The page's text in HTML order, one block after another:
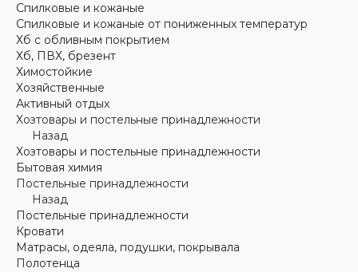
Спилковые и кожаные
Спилковые и кожаные от пониженных температур
Хб с обливным покрытием
Хб, ПВХ, брезент
Химостойкие
Хозяйственные
Активный отдых
Хозтовары и постельные принадлежности
Назад
Хозтовары и постельные принадлежности
Бытовая химия
Постельные принадлежности
Назад
Постельные принадлежности
Кровати
Матрасы, одеяла, подушки, покрывала
Полотенца